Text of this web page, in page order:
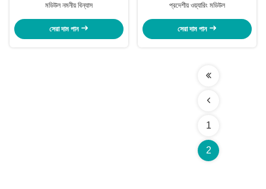
মডিউল নমনীয় বিন্যাস
সেরা দাম পান
প্রদেশীয় ওয়্যারিং মডিউল
সেরা দাম পান
1
2